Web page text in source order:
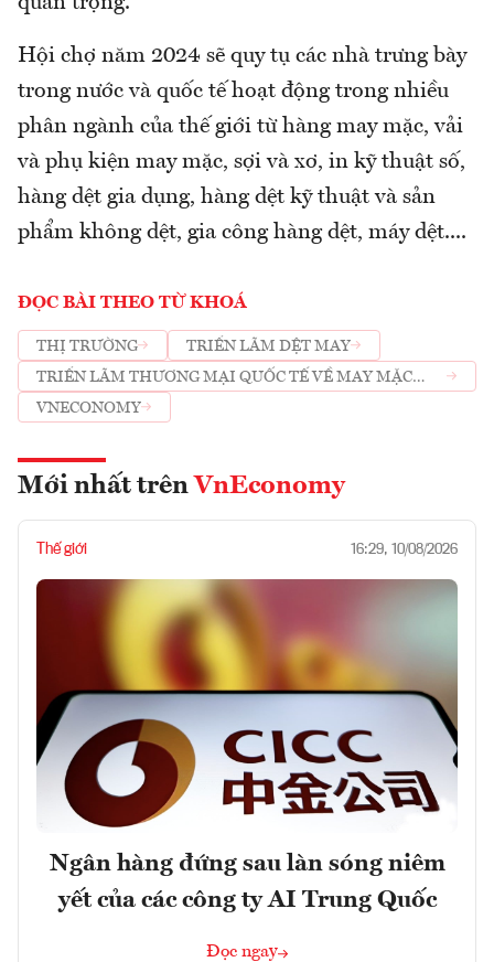
Hội chợ năm 2024 sẽ quy tụ các nhà trưng bày
trong nước và quốc tế hoạt động trong nhiều
phân ngành của thế giới từ hàng may mặc, vải
và phụ kiện may mặc, sợi và xơ, in kỹ thuật số,
hàng dệt gia dụng, hàng dệt kỹ thuật và sản
phẩm không dệt, gia công hàng dệt, máy dệt....
ĐỌC BÀI THEO TỪ KHOÁ
THỊ TRƯỜNG
TRIỂN LÃM DỆT MAY
TRIỂN LÃM THƯƠNG MẠI QUỐC TẾ VỀ MAY MẶC
DỆT MAY VÀ CÔNG NGHỆ DỆT MAY
VNECONOMY
Mới nhất trên VnEconomy
Thế giới 16:29, 10/08/2026
Ngân hàng đứng sau làn sóng niêm
yết của các công ty AI Trung Quốc
Đọc ngay